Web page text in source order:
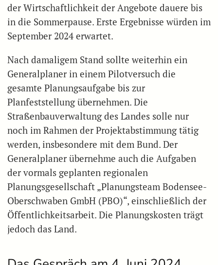
der Wirtschaftlichkeit der Angebote dauere bis
in die Sommerpause. Erste Ergebnisse würden im
September 2024 erwartet.
Nach damaligem Stand sollte weiterhin ein
Generalplaner in einem Pilotversuch die
gesamte Planungsaufgabe bis zur
Planfeststellung übernehmen. Die
Straßenbauverwaltung des Landes solle nur
noch im Rahmen der Projektabstimmung tätig
werden, insbesondere mit dem Bund. Der
Generalplaner übernehme auch die Aufgaben
der vormals geplanten regionalen
Planungsgesellschaft „Planungsteam Bodensee-
Oberschwaben GmbH (PBO)“, einschließlich der
Öffentlichkeitsarbeit. Die Planungskosten trägt
jedoch das Land.